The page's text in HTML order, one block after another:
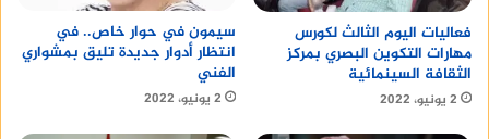
فعاليات اليوم الثالث لكورس
مهارات التكوين البصري بمركز
الثقافة السينمائية
2 يونيو، 2022
سيمون في حوار خاص.. في
انتظار أدوار جديدة تليق بمشواري
الفني
2 يونيو، 2022